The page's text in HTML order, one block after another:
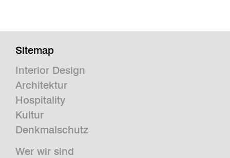
Sitemap
Interior Design
Architektur
Hospitality
Kultur
Denkmalschutz
Wer wir sind